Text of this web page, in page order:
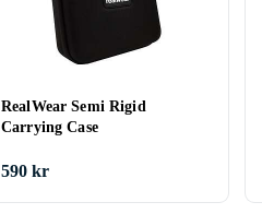
RealWear Semi Rigid
Carrying Case
590 kr